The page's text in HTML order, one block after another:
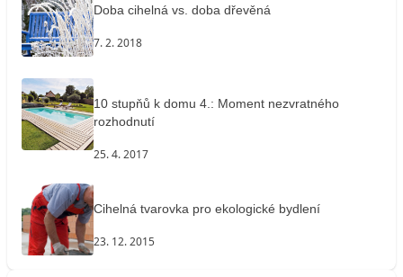
Doba cihelná vs. doba dřevěná
7. 2. 2018
10 stupňů k domu 4.: Moment nezvratného
rozhodnutí
25. 4. 2017
Cihelná tvarovka pro ekologické bydlení
23. 12. 2015